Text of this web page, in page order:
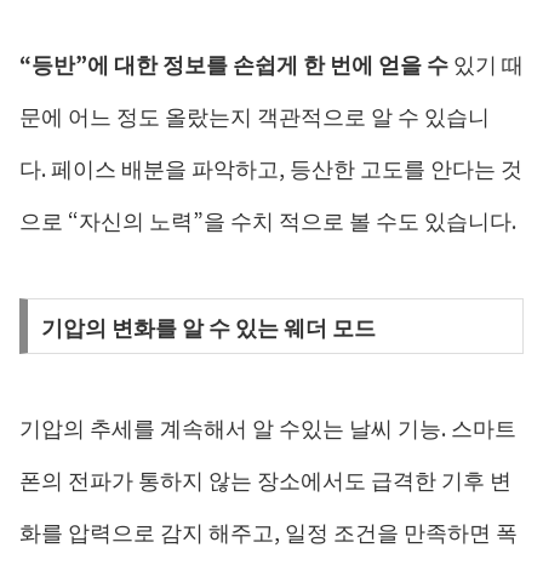
“등반”에 대한 정보를 손쉽게 한 번에 얻을 수있기 때
문에 어느 정도 올랐는지 객관적으로 알 수 있습니
다. 페이스 배분을 파악하고, 등산한 고도를 안다는 것
으로 “자신의 노력”을 수치 적으로 볼 수도 있습니다.
기압의 변화를 알 수 있는 웨더 모드
기압의 추세를 계속해서 알 수있는 날씨 기능. 스마트
폰의 전파가 통하지 않는 장소에서도 급격한 기후 변
화를 압력으로 감지 해주고, 일정 조건을 만족하면 폭